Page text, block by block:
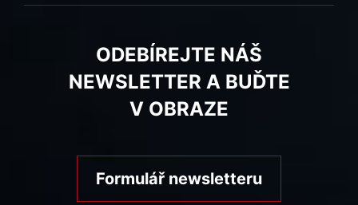
ODEBÍREJTE NÁŠ
NEWSLETTER A BUĎTE
V OBRAZE
Formulář newsletteru